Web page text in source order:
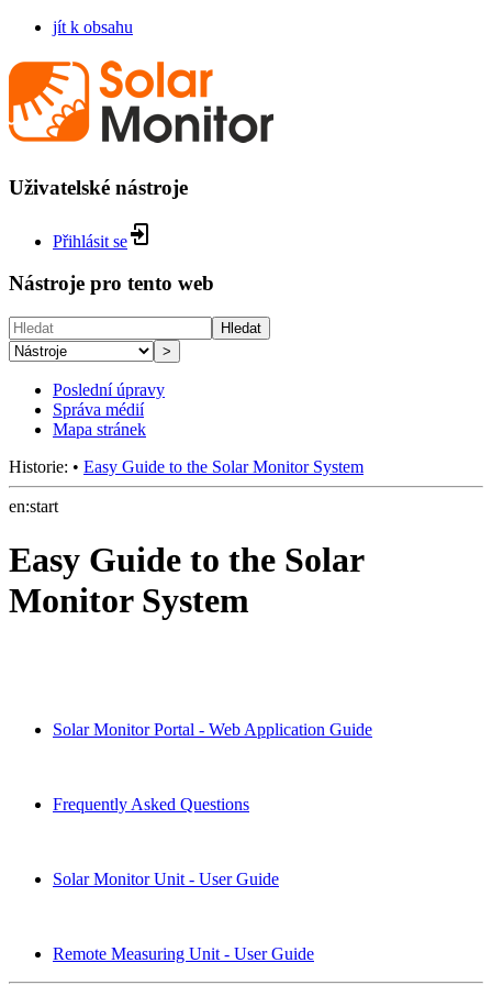
jít k obsahu
Uživatelské nástroje
Přihlásit se
Nástroje pro tento web
Hledat
>
Poslední úpravy
Správa médií
Mapa stránek
Historie: • Easy Guide to the Solar Monitor System
en:start
Easy Guide to the Solar
Monitor System
Solar Monitor Portal - Web Application Guide
Frequently Asked Questions
Solar Monitor Unit - User Guide
Remote Measuring Unit - User Guide